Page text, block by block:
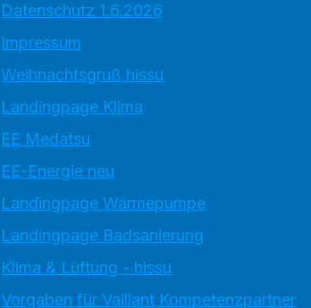
Datenschutz 1.6.2026
Impressum
Weihnachtsgruß hissu
Landingpage Klima
EE Medatsu
EE-Energie neu
Landingpage Wärmepumpe
Landingpage Badsanierung
Klima & Lüftung - hissu
Vorgaben für Vaillant Kompetenzpartner